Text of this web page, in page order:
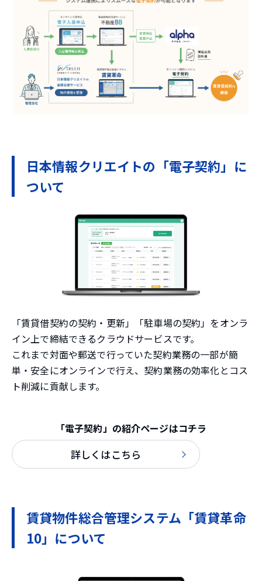
日本情報クリエイトの「電子契約」に
ついて
「賃貸借契約の契約・更新」「駐車場の契約」をオンラ
イン上で締結できるクラウドサービスです。
これまで対面や郵送で行っていた契約業務の一部が簡
単・安全にオンラインで行え、契約業務の効率化とコス
ト削減に貢献します。
「電子契約」の紹介ページはコチラ
詳しくはこちら
賃貸物件総合管理システム「賃貸革命
10」について